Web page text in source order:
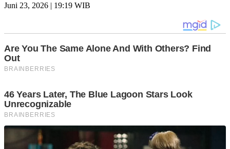
Juni 23, 2026 | 19:19 WIB